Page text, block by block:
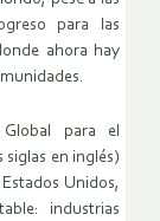
para las
ahora hay
para el
en inglés)
Unidos,
industrias